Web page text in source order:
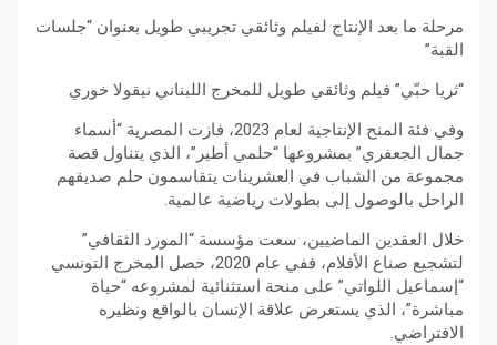
مرحلة ما بعد الإنتاج لفيلم وثائقي تجريبي طويل بعنوان “جلسات
القبة”
“ثريا حبّي” فيلم وثائقي طويل للمخرج اللبناني نيقولا خوري
وفي فئة المنح الإنتاجية لعام 2023، فازت المصرية “أسماء
جمال الجعفري” بمشروعها “حلمي أطير”، الذي يتناول قصة
مجموعة من الشباب في العشرينات يتقاسمون حلم صديقهم
الراحل بالوصول إلى بطولات رياضية عالمية.
خلال العقدين الماضيين، سعت مؤسسة “المورد الثقافي”
لتشجيع صناع الأفلام، ففي عام 2020، حصل المخرج التونسي
“إسماعيل اللواتي” على منحة استثنائية لمشروعه “حياة
مباشرة”، الذي يستعرض علاقة الإنسان بالواقع ونظيره
الافتراضي.